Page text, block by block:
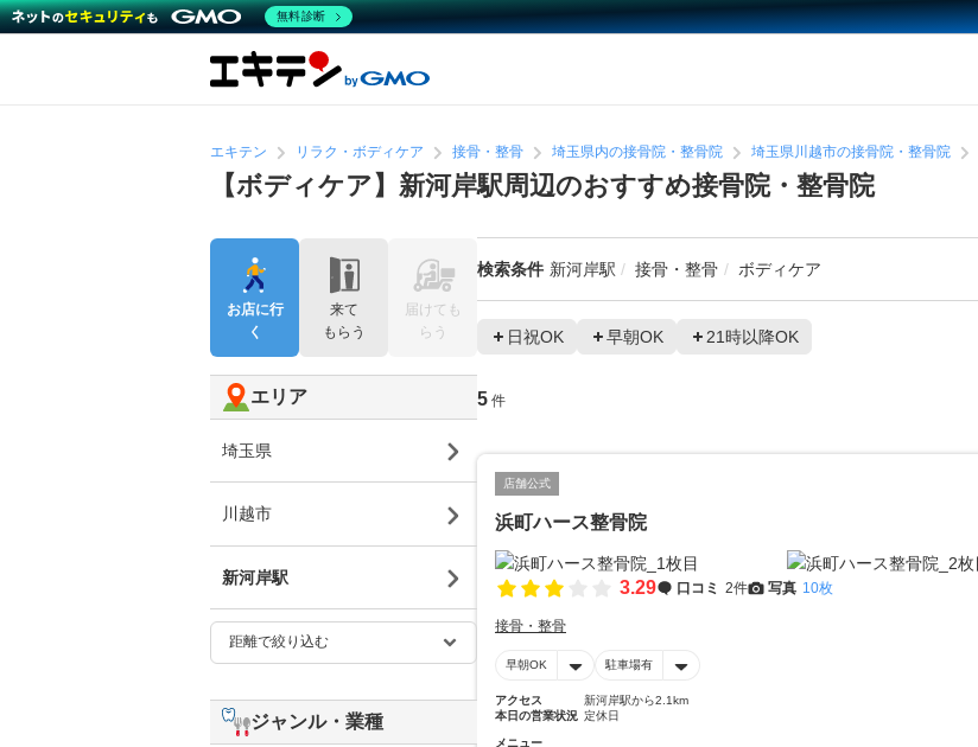
エキテン リラク・ボディケア 接骨・整骨 埼玉県内の接骨院・整骨院 埼玉県川越市の接骨院・整骨院
【ボディケア】新河岸駅周辺のおすすめ接骨院・整骨院
検索条件 新河岸駅 接骨・整骨 ボディケア
日祝OK 早朝OK 21時以降OK
5 件
店舗公式
浜町ハース整骨院
3.29 口コミ 2件 写真 10枚
接骨・整骨
早朝OK 駐車場有
アクセス
新河岸駅から2.1km
本日の営業状況 定休日
メニュー
お店に行
く
来て
もらう
届けても
らう
エリア
埼玉県
川越市
新河岸駅
ジャンル・業種
無料診断